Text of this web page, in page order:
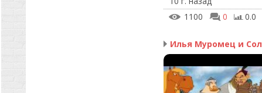
1100
0 0.0